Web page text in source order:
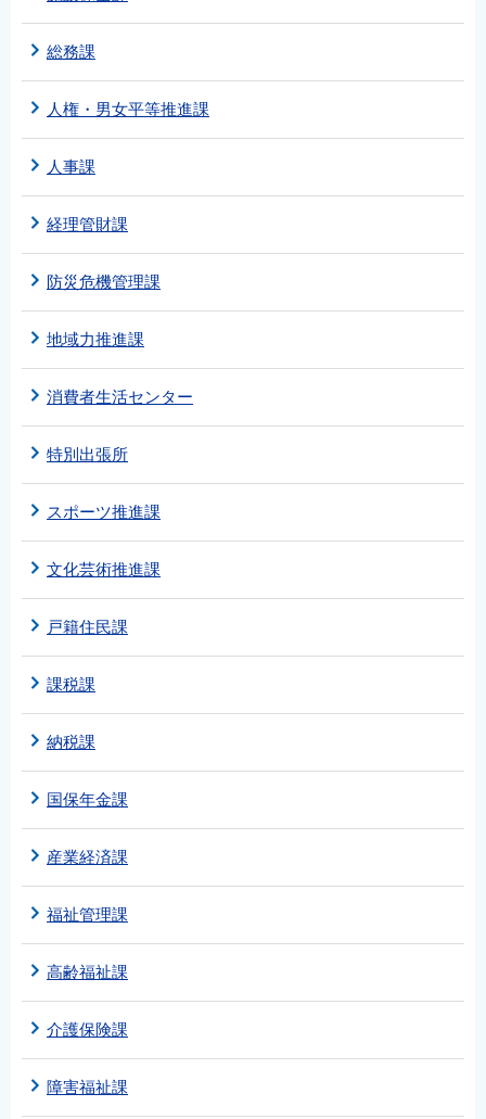
総務課
人権・男女平等推進課
人事課
経理管財課
防災危機管理課
地域力推進課
消費者生活センター
特別出張所
スポーツ推進課
文化芸術推進課
戸籍住民課
課税課
納税課
国保年金課
産業経済課
福祉管理課
高齢福祉課
介護保険課
障害福祉課